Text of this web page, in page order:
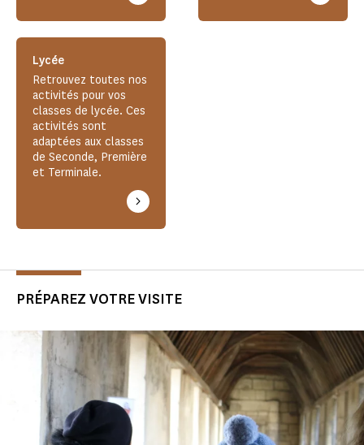
Lycée
Retrouvez toutes nos
activités pour vos
classes de lycée. Ces
activités sont
adaptées aux classes
de Seconde, Première
et Terminale.
PRÉPAREZ VOTRE VISITE